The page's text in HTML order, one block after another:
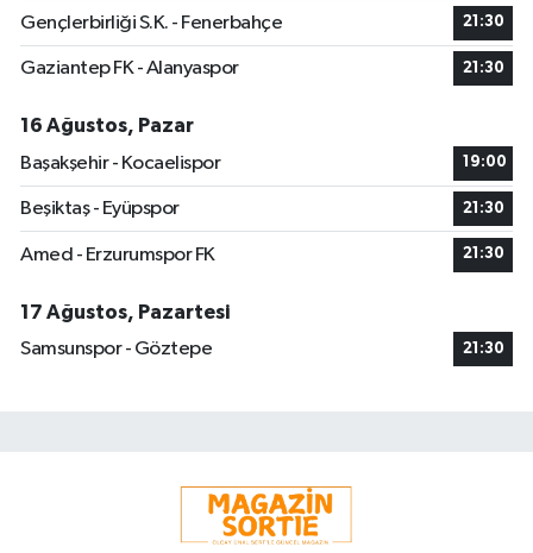
Gençlerbirliği S.K. - Fenerbahçe 21:30
Gaziantep FK - Alanyaspor 21:30
16 Ağustos, Pazar
Başakşehir - Kocaelispor
19:00
Beşiktaş - Eyüpspor 21:30
Amed - Erzurumspor FK 21:30
17 Ağustos, Pazartesi
Samsunspor - Göztepe
21:30